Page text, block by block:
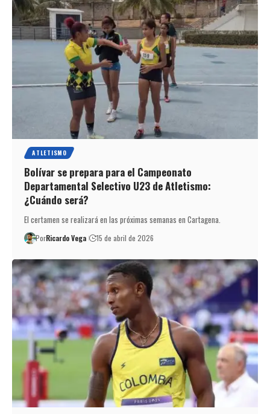
ATLETISMO
Bolívar se prepara para el Campeonato
Departamental Selectivo U23 de Atletismo:
¿Cuándo será?
El certamen se realizará en las próximas semanas en Cartagena.
PorRicardo Vega 15 de abril de 2026